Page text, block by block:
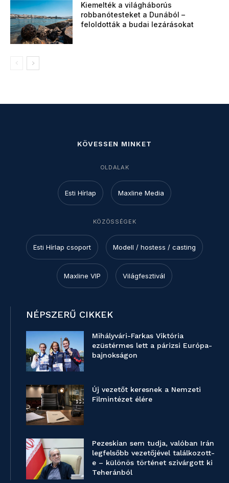
Kiemelték a világháborús
robbanótesteket a Dunából –
feloldották a budai lezárásokat
KÖVESSEN MINKET
OLDALAK
Esti Hírlap Maxline Media
KÖZÖSSÉGEK
Esti Hírlap csoport Modell / hostess / casting
Maxline VIP Világfesztivál
NÉPSZERŰ CIKKEK
Mihályvári-Farkas Viktória
ezüstérmes lett a párizsi Európa-
bajnokságon
Új vezetőt keresnek a Nemzeti
Filmintézet élére
Pezeskian sem tudja, valóban Irán
legfelsőbb vezetőjével találkozott-
e – különös történet szivárgott ki
Teheránból